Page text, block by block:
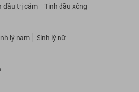
dầu trị cảm Tinh dầu xông
lý nam Sinh lý nữ